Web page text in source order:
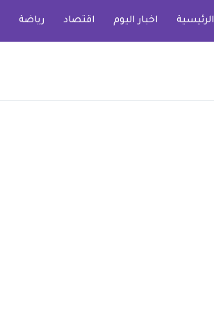
الرئيسية اخبار اليوم اقتصاد رياضة